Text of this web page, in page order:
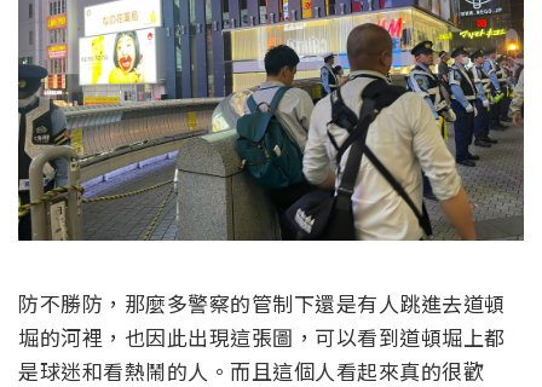
防不勝防，那麼多警察的管制下還是有人跳進去道頓
堀的河裡，也因此出現這張圖，可以看到道頓堀上都
是球迷和看熱鬧的人。而且這個人看起來真的很歡